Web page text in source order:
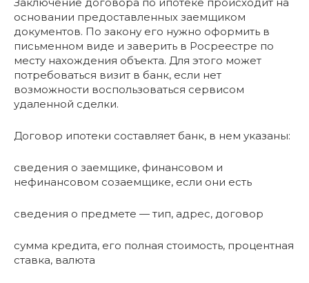
основании предоставленных заемщиком
документов. По закону его нужно оформить в
письменном виде и заверить в Росреестре по
месту нахождения объекта. Для этого может
потребоваться визит в банк, если нет
возможности воспользоваться сервисом
удаленной сделки.
Договор ипотеки составляет банк, в нем указаны:
сведения о заемщике, финансовом и
нефинансовом созаемщике, если они есть
сведения о предмете — тип, адрес, договор
сумма кредита, его полная стоимость, процентная
ставка, валюта